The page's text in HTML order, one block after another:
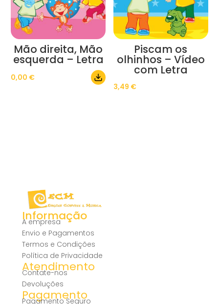
Mão direita, Mão
esquerda – Letra
0,00 €
Piscam os
olhinhos – Vídeo
com Letra
3,49 €
Informação
A empresa
Envio e Pagamentos
Termos e Condições
Política de Privacidade
Atendimento
Contate-nos
Devoluções
Pagamento
Pagamento Seguro